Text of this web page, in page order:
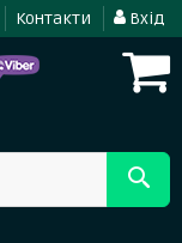
Контакти Вхід